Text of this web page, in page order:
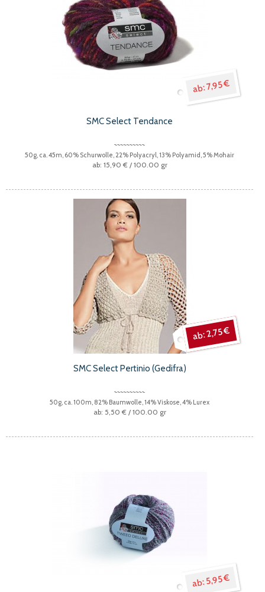
7,95 €
SMC Select Tendance
50g, ca. 45m, 60% Schurwolle, 22% Polyacryl, 13% Polyamid, 5% Mohair
15,90 € / 100.00 gr
2,75 €
SMC Select Pertinio (Gedifra)
50g, ca. 100m, 82% Baumwolle, 14% Viskose, 4% Lurex
5,50 € / 100.00 gr
5,95 €